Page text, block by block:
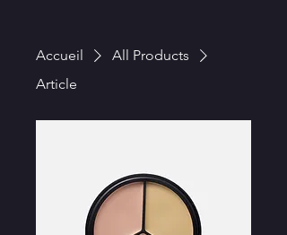
Accueil
All Products
Article